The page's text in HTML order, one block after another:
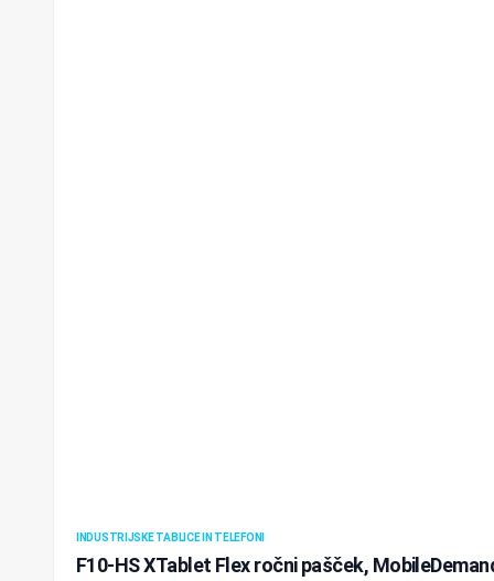
INDUSTRIJSKE TABLICE IN TELEFONI
F10-HS XTablet Flex ročni pašček,